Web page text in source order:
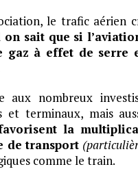
le trafic aérien
sait que si
gaz à effet de serre
nombreux
et terminaux, mais
la
de transport
comme le train.